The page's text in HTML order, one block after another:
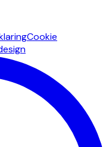
Cookie